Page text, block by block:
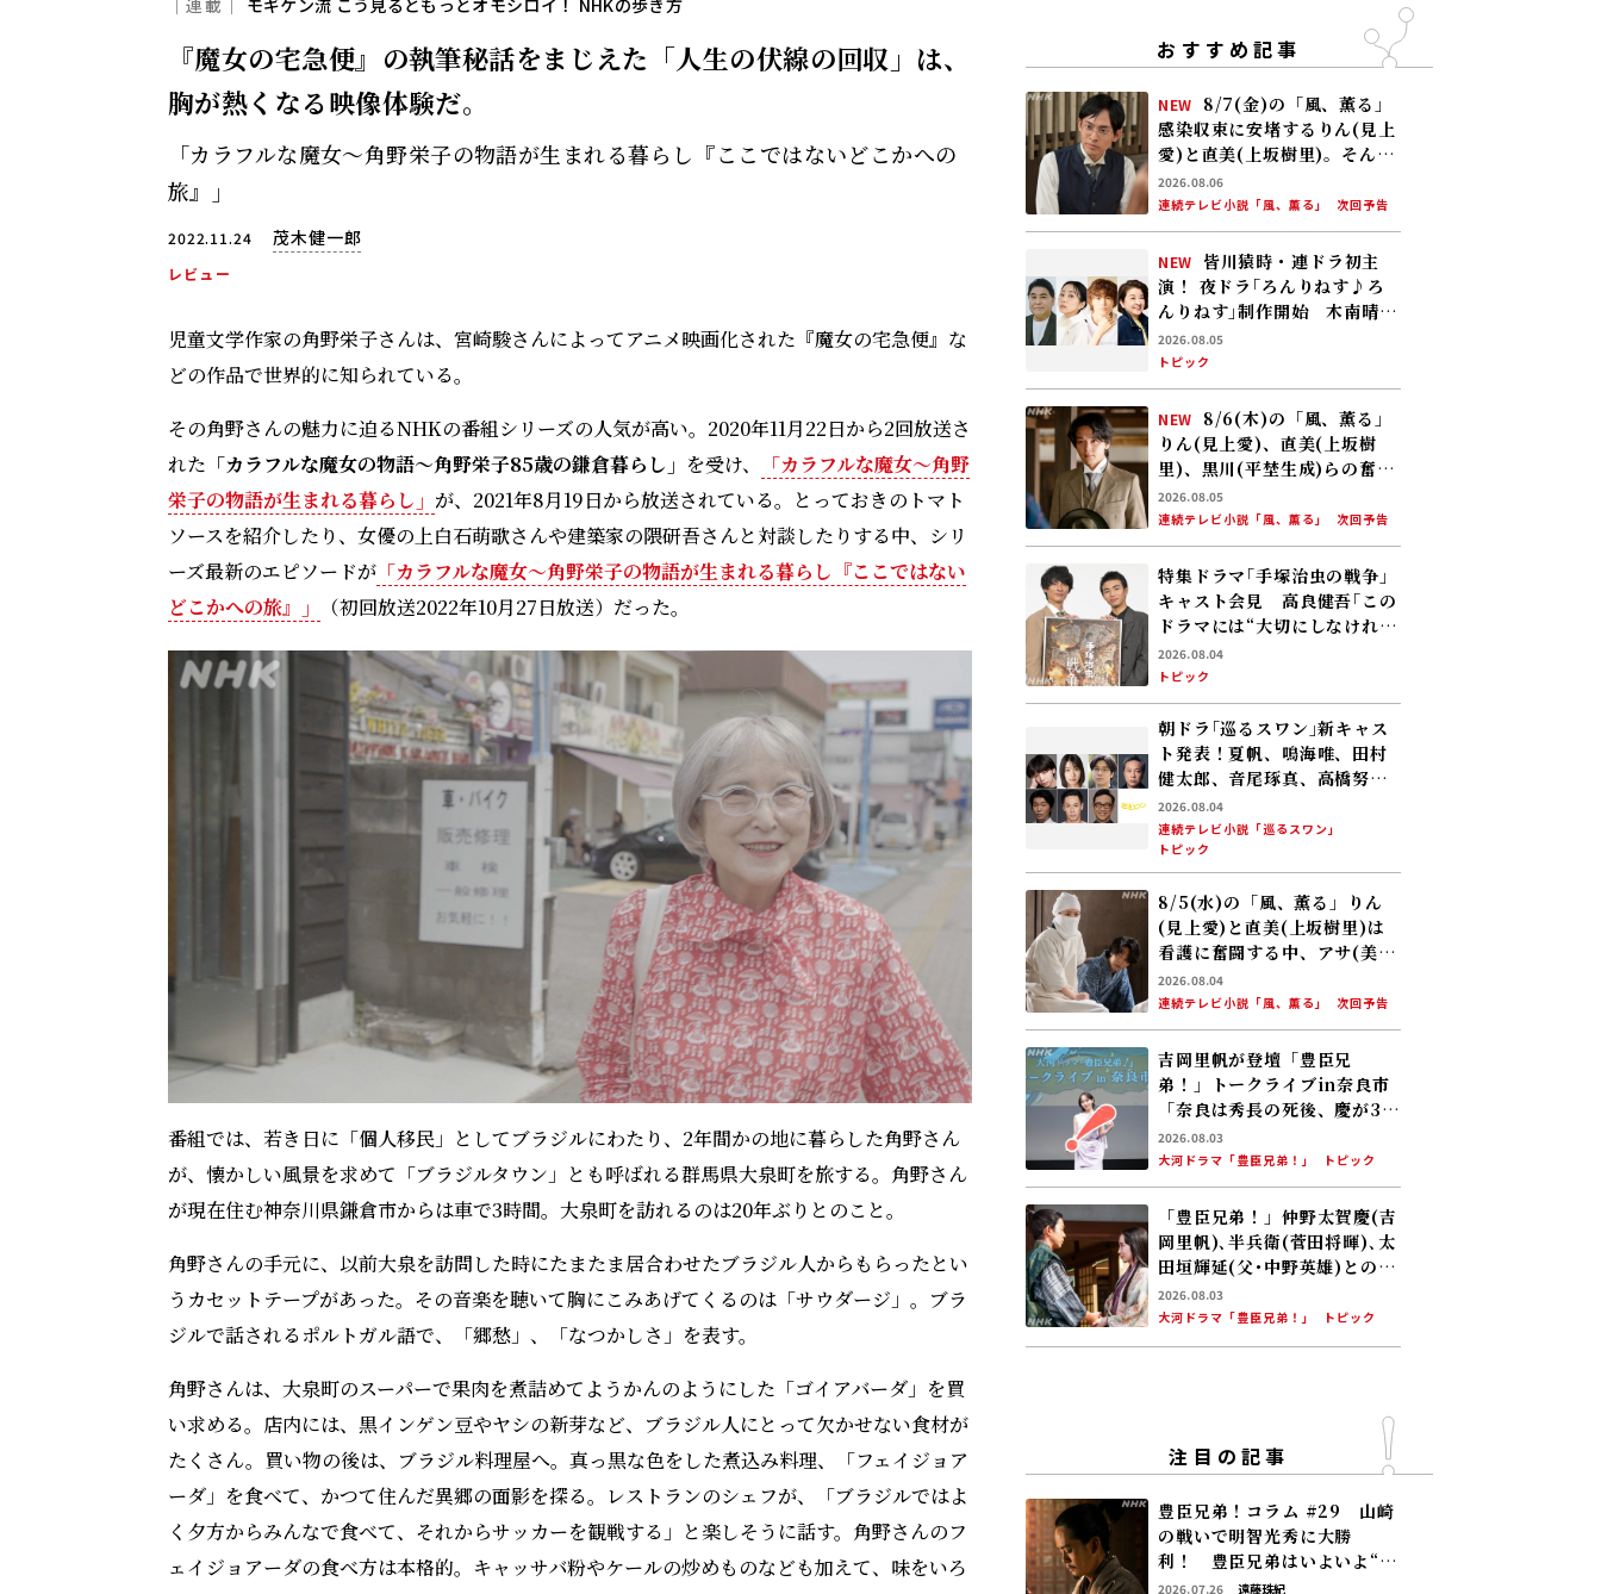
｜連載｜ モギケン流 こう見るともっとオモシロイ！ NHKの歩き方
『魔女の宅急便』の執筆秘話をまじえた「人生の伏線の回収」は、
胸が熱くなる映像体験だ。
「カラフルな魔女～角野栄子の物語が生まれる暮らし『ここではないどこかへの
旅』」
2022.11.24 茂木健一郎
レビュー
児童文学作家の角野栄子さんは、宮崎駿さんによってアニメ映画化された『魔女の宅急便』な
どの作品で世界的に知られている。
その角野さんの魅力に迫るNHKの番組シリーズの人気が高い。2020年11月22日から2回放送さ
れた 「カラフルな魔女の物語～角野栄子85歳の鎌倉暮らし」 を受け、
「カラフルな魔女～角野
栄子の物語が生まれる暮らし」 が、2021年8月19日から放送されている。とっておきのトマト
ソースを紹介したり、女優の上白石萌歌さんや建築家の隈研吾さんと対談したりする中、シリ
ーズ最新のエピソードが 「カラフルな魔女～角野栄子の物語が生まれる暮らし『ここではない
どこかへの旅』」
（初回放送2022年10月27日放送）だった。
番組では、若き日に「個人移民」としてブラジルにわたり、2年間かの地に暮らした角野さん
が、懐かしい風景を求めて「ブラジルタウン」とも呼ばれる群馬県大泉町を旅する。角野さん
が現在住む神奈川県鎌倉市からは車で3時間。大泉町を訪れるのは20年ぶりとのこと。
角野さんの手元に、以前大泉を訪問した時にたまたま居合わせたブラジル人からもらったとい
うカセットテープがあった。その音楽を聴いて胸にこみあげてくるのは「サウダージ」。ブラ
ジルで話されるポルトガル語で、「郷愁」、「なつかしさ」を表す。
角野さんは、大泉町のスーパーで果肉を煮詰めてようかんのようにした「ゴイアバーダ」を買
い求める。店内には、黒インゲン豆やヤシの新芽など、ブラジル人にとって欠かせない食材が
たくさん。買い物の後は、ブラジル料理屋へ。真っ黒な色をした煮込み料理、「フェイジョア
ーダ」を食べて、かつて住んだ異郷の面影を探る。レストランのシェフが、「ブラジルではよ
く夕方からみんなで食べて、それからサッカーを観戦する」と楽しそうに話す。角野さんのフ
ェイジョアーダの食べ方は本格的。キャッサバ粉やケールの炒めものなども加えて、味をいろ
おすすめ記事
NEW
8/7(金)の「風、薫る」
感染収束に安堵するりん(見上
愛)と直美(上坂樹里)。そんな
中、黒川(平埜生成)がりんに
ある提案をする
2026.08.06
連続テレビ小説「風、薫る」
次回予告
NEW 皆川猿時・連ドラ初主
演！ 夜ドラ｢ろんりねす♪ろ
んりねす｣制作開始 木南晴
夏、窪塚愛流、岸本加世子が
共演――孤独なおじさんが､人生で
やり残したことに向き合う
2026.08.05
トピック
NEW
8/6(木)の「風、薫る」
りん(見上愛)、直美(上坂樹
里)、黒川(平埜生成)らの奮闘
に、村人たちも理解を示し始
める。しかし、アサ(美山加
恋)の容体はなかなか改善せ
ず……
2026.08.05
連続テレビ小説「風、薫る」
次回予告
特集ドラマ｢手塚治虫の戦争｣
キャスト会見 高良健吾｢この
ドラマには“大切にしなければ
いけない何か”が､120％映っ
ている」
2026.08.04
トピック
朝ドラ｢巡るスワン｣新キャス
ト発表！夏帆、鳴海唯、田村
健太郎、音尾琢真、高橋努、
大倉孝二、角田晃広――主人公･美
咲(森田望智)が交流する警察
署の人々 2027年度前期放送
2026.08.04
連続テレビ小説「巡るスワン」
トピック
8/5(水)の「風、薫る」りん
(見上愛)と直美(上坂樹里)は
看護に奮闘する中、アサ(美山
加恋)の夫・太助(板橋駿谷)が
避病院にやってくる
2026.08.04
連続テレビ小説「風、薫る」
次回予告
吉岡里帆が登壇「豊臣兄
弟！」トークライブin奈良市
「奈良は秀長の死後、慶が30
年にわたって過ごした場
所……」
2026.08.03
大河ドラマ「豊臣兄弟！」
トピック
「豊臣兄弟！」仲野太賀――慶(吉
岡里帆)､半兵衛(菅田将暉)､太
田垣輝延(父･中野英雄)とのシ
ーンを振り返る！
2026.08.03
大河ドラマ「豊臣兄弟！」
トピック
注目の記事
豊臣兄弟！コラム #29 山崎
の戦いで明智光秀に大勝
利！ 豊臣兄弟はいよいよ“天
下への道”を歩み始める
2026.07.26
遠藤珠紀